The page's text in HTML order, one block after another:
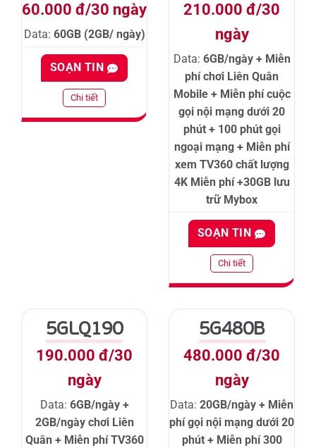
60.000 đ/30 ngày
Data: 60GB (2GB/ ngày)
SOẠN TIN
Chi tiết
210.000 đ/30
ngày
Data: 6GB/ngày + Miễn
phí chơi Liên Quân
Mobile + Miễn phí cuộc
gọi nội mạng dưới 20
phút + 100 phút gọi
ngoại mạng + Miễn phí
xem TV360 chất lượng
4K Miễn phí +30GB lưu
trữ Mybox
SOẠN TIN
Chi tiết
5GLQ190
190.000 đ/30
ngày
Data: 6GB/ngày +
2GB/ngày chơi Liên
Quân + Miễn phí TV360
5G480B
480.000 đ/30
ngày
Data: 20GB/ngày + Miễn
phí gọi nội mạng dưới 20
phút + Miễn phí 300